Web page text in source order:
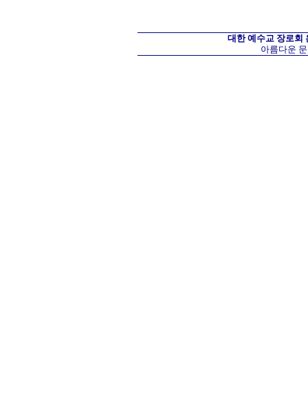
대한 예수교 장로회
아름다운